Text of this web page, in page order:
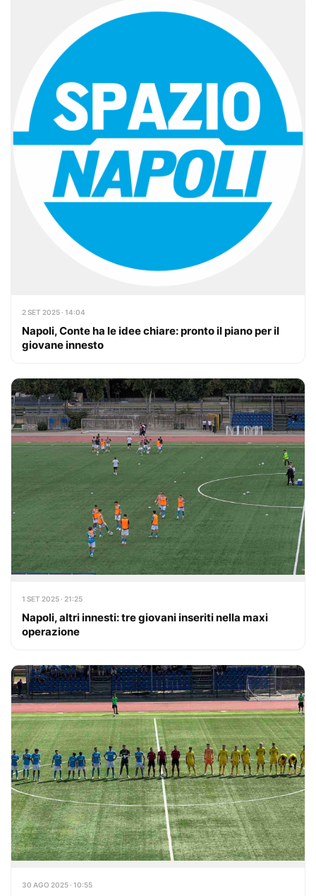
2 SET 2025 · 14:04
Napoli, Conte ha le idee chiare: pronto il piano per il
giovane innesto
1 SET 2025 · 21:25
Napoli, altri innesti: tre giovani inseriti nella maxi
operazione
30 AGO 2025 · 10:55